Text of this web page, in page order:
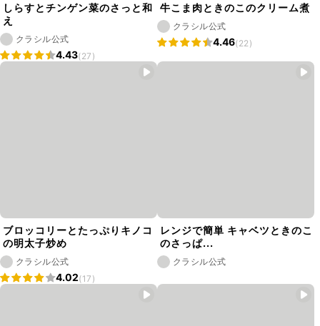
しらすとチンゲン菜のさっと和
え
クラシル公式
4.43(27)
牛こま肉ときのこのクリーム煮
クラシル公式
4.46(22)
ブロッコリーとたっぷりキノコ
の明太子炒め
クラシル公式
4.02(17)
レンジで簡単 キャベツときのこ
のさっぱ...
クラシル公式